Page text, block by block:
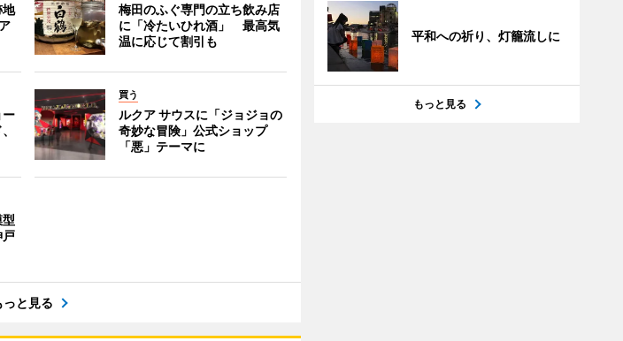
梅田のふぐ専門の立ち飲み店
に「冷たいひれ酒」 最高気
温に応じて割引も
買う
ルクア サウスに「ジョジョの
奇妙な冒険」公式ショップ
「悪」テーマに
っと見る
平和への祈り、灯籠流しに
もっと見る